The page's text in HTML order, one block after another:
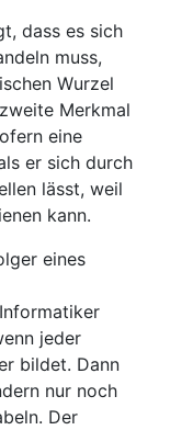
dass es sich
muss,
Wurzel
Merkmal
eine
er sich durch
lässt, weil
kann.
eines
jeder
bildet. Dann
nur noch
Der